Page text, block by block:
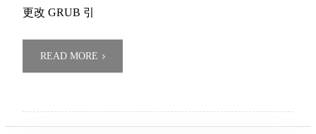
更改 GRUB 引
READ MORE